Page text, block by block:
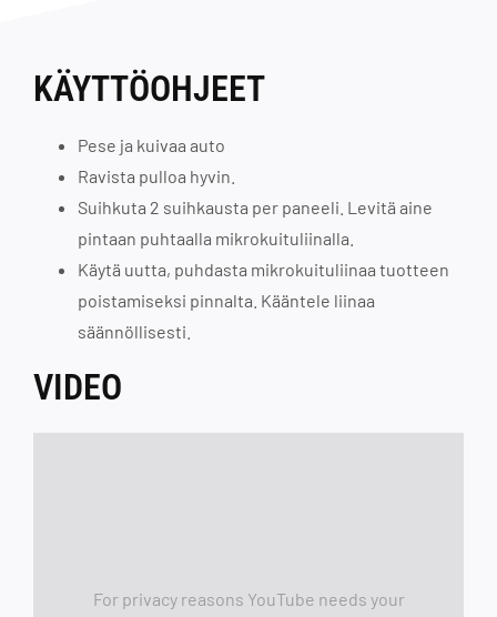
KÄYTTÖOHJEET
Pese ja kuivaa auto
Ravista pulloa hyvin.
Suihkuta 2 suihkausta per paneeli. Levitä aine
pintaan puhtaalla mikrokuituliinalla.
Käytä uutta, puhdasta mikrokuituliinaa tuotteen
poistamiseksi pinnalta. Kääntele liinaa
säännöllisesti.
VIDEO
For privacy reasons YouTube needs your